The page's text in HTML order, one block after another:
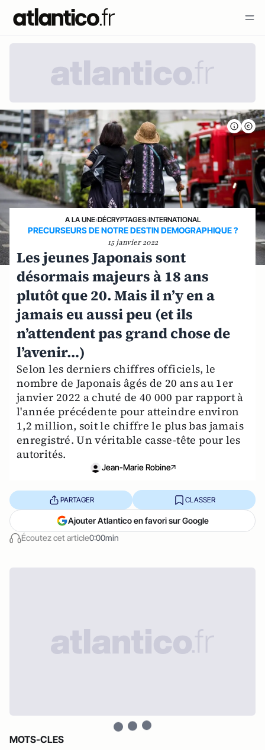
A LA UNE›DÉCRYPTAGES›INTERNATIONAL
PRECURSEURS DE NOTRE DESTIN DEMOGRAPHIQUE ?
15 janvier 2022
Les jeunes Japonais sont
désormais majeurs à 18 ans
plutôt que 20. Mais il n’y en a
jamais eu aussi peu (et ils
n’attendent pas grand chose de
l’avenir…)
Selon les derniers chiffres officiels, le
nombre de Japonais âgés de 20 ans au 1er
janvier 2022 a chuté de 40 000 par rapport à
l'année précédente pour atteindre environ
1,2 million, soit le chiffre le plus bas jamais
enregistré. Un véritable casse-tête pour les
autorités.
Jean-Marie Robine
Écoutez cet article0:00min
PARTAGER CLASSER
Ajouter Atlantico en favori sur Google
MOTS-CLES